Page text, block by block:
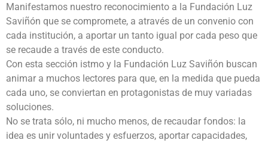
Manifestamos nuestro reconocimiento a la Fundación Luz
Saviñón que se compromete, a através de un convenio con
cada institución, a aportar un tanto igual por cada peso que
se recaude a través de este conducto.
Con esta sección istmo y la Fundación Luz Saviñón buscan
animar a muchos lectores para que, en la medida que pueda
cada uno, se conviertan en protagonistas de muy variadas
soluciones.
No se trata sólo, ni mucho menos, de recaudar fondos: la
idea es unir voluntades y esfuerzos, aportar capacidades,